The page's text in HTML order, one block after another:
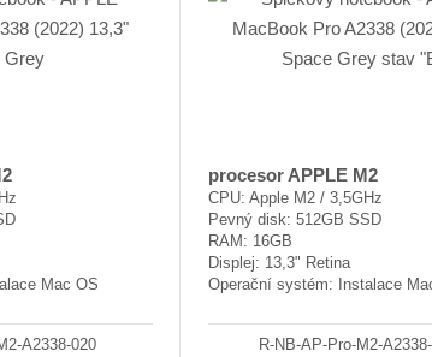
d
u
k
Mac OS
A2338-020
procesor APPLE M2
CPU: Apple M2 / 3,5GHz
Pevný disk: 512GB SSD
RAM: 16GB
Displej: 13,3" Retina
Operační systém: Instalace
R-NB-AP-Pro-M2-